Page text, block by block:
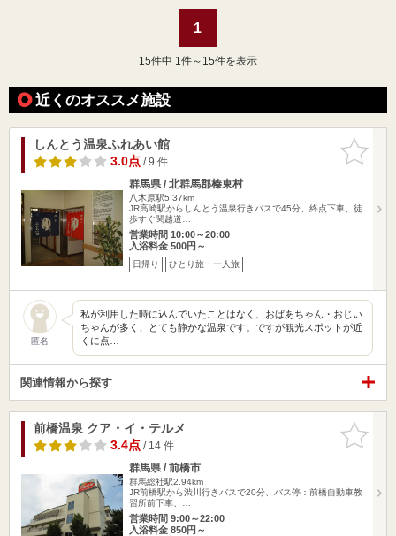
1
15件中 1件～15件を表示
近くのオススメ施設
お気に入
りに追加
しんとう温泉ふれあい館
3.0点/ 9 件
群馬県 / 北群馬郡榛東村
八木原駅5.37km
JR高崎駅からしんとう温泉行きバスで45分、終点下車、徒
歩すぐ関越道…
営業時間 10:00～20:00
入浴料金 500円～
日帰り ひとり旅・一人旅
匿名
私が利用した時に込んでいたことはなく、おばあちゃん・おじい
ちゃんが多く、とても静かな温泉です。ですが観光スポットが近
くに点…
関連情報から探す
お気に入
りに追加
前橋温泉 クア・イ・テルメ
3.4点/ 14 件
群馬県 / 前橋市
群馬総社駅2.94km
JR前橋駅から渋川行きバスで20分、バス停：前橋自動車教
習所前下車、…
営業時間 9:00～22:00
入浴料金 850円～